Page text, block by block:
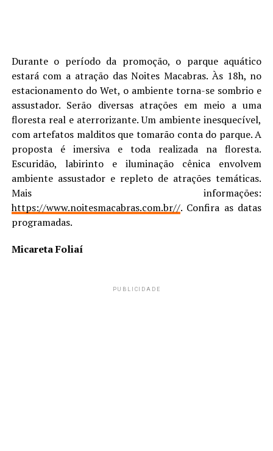
Durante o período da promoção, o parque aquático
estará com a atração das Noites Macabras. Às 18h, no
estacionamento do Wet, o ambiente torna-se sombrio e
assustador. Serão diversas atrações em meio a uma
floresta real e aterrorizante. Um ambiente inesquecível,
com artefatos malditos que tomarão conta do parque. A
proposta é imersiva e toda realizada na floresta.
Escuridão, labirinto e iluminação cênica envolvem
ambiente assustador e repleto de atrações temáticas.
Mais informações:
https://www.noitesmacabras.com.br//. Confira as datas
programadas.
Micareta Foliaí
PUBLICIDADE